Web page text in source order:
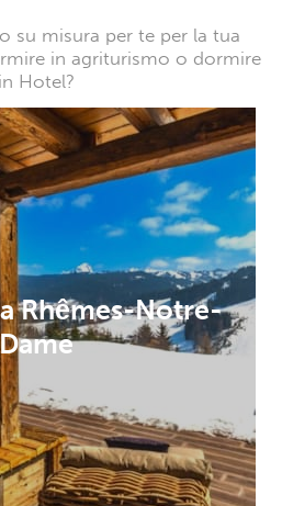
su misura per te per la tua
in agriturismo o dormire
in Hotel?
Rhêmes-Notre-
Dame